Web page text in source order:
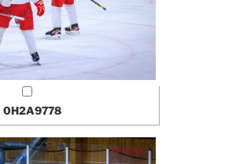
0H2A9778